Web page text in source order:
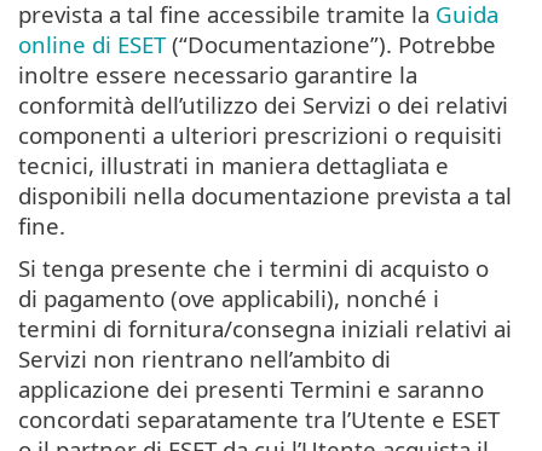
prevista a tal fine accessibile tramite la Guida
online di ESET(“Documentazione”). Potrebbe
inoltre essere necessario garantire la
conformità dell’utilizzo dei Servizi o dei relativi
componenti a ulteriori prescrizioni o requisiti
tecnici, illustrati in maniera dettagliata e
disponibili nella documentazione prevista a tal
fine.
Si tenga presente che i termini di acquisto o
di pagamento (ove applicabili), nonché i
termini di fornitura/consegna iniziali relativi ai
Servizi non rientrano nell’ambito di
applicazione dei presenti Termini e saranno
concordati separatamente tra l’Utente e ESET